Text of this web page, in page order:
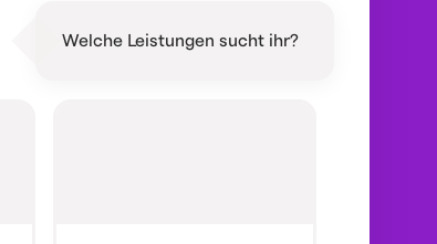
Welche Leistungen sucht ihr?